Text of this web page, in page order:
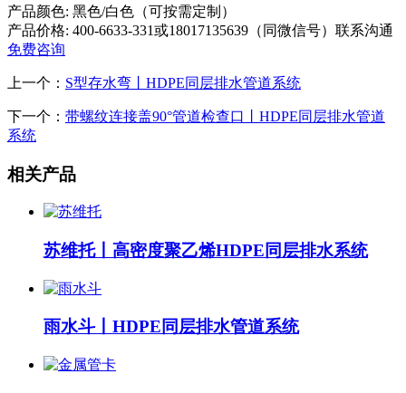
产品颜色: 黑色/白色（可按需定制）
产品价格: 400-6633-331或18017135639（同微信号）联系沟通
免费咨询
上一个： S型存水弯丨HDPE同层排水管道系统
下一个： 带螺纹连接盖90°管道检查口丨HDPE同层排水管道
系统
相关产品
苏维托丨高密度聚乙烯HDPE同层排水系统
雨水斗丨HDPE同层排水管道系统